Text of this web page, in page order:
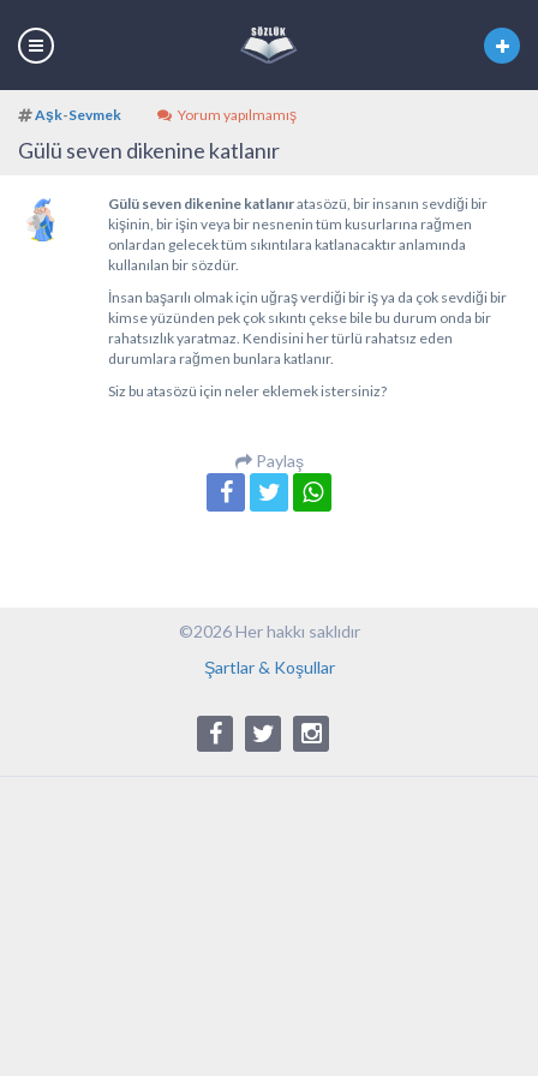
Aşk-Sevmek Yorum yapılmamış
Gülü seven dikenine katlanır
Gülü seven dikenine katlanıratasözü, bir insanın sevdiği bir
kişinin, bir işin veya bir nesnenin tüm kusurlarına rağmen
onlardan gelecek tüm sıkıntılara katlanacaktır anlamında
kullanılan bir sözdür.
İnsan başarılı olmak için uğraş verdiği bir iş ya da çok sevdiği bir
kimse yüzünden pek çok sıkıntı çekse bile bu durum onda bir
rahatsızlık yaratmaz. Kendisini her türlü rahatsız eden
durumlara rağmen bunlara katlanır.
Siz bu atasözü için neler eklemek istersiniz?
Paylaş
©2026 Her hakkı saklıdır
Şartlar & Koşullar